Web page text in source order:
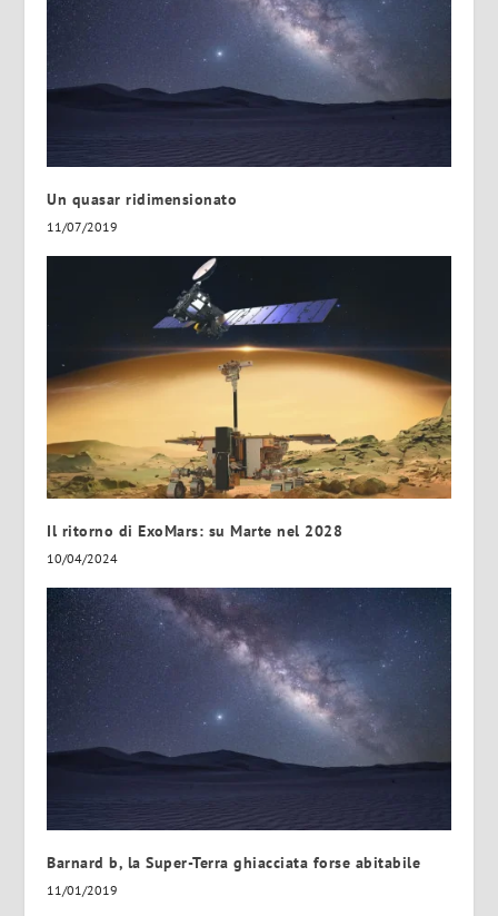
Un quasar ridimensionato
11/07/2019
Il ritorno di ExoMars: su Marte nel 2028
10/04/2024
Barnard b, la Super-Terra ghiacciata forse abitabile
11/01/2019